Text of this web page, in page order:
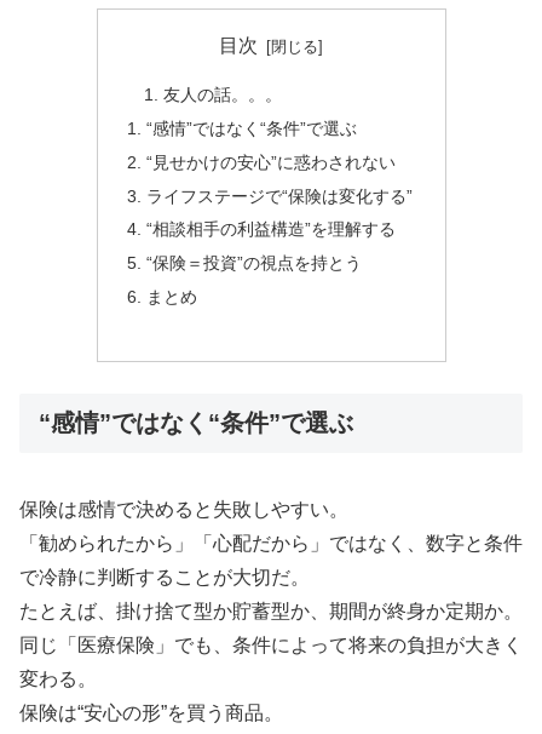
目次
友人の話。。。
“感情”ではなく“条件”で選ぶ
“見せかけの安心”に惑わされない
ライフステージで“保険は変化する”
“相談相手の利益構造”を理解する
“保険＝投資”の視点を持とう
まとめ
“感情”ではなく“条件”で選ぶ
保険は感情で決めると失敗しやすい。
「勧められたから」「心配だから」ではなく、数字と条件
で冷静に判断することが大切だ。
たとえば、掛け捨て型か貯蓄型か、期間が終身か定期か。
同じ「医療保険」でも、条件によって将来の負担が大きく
変わる。
保険は“安心の形”を買う商品。